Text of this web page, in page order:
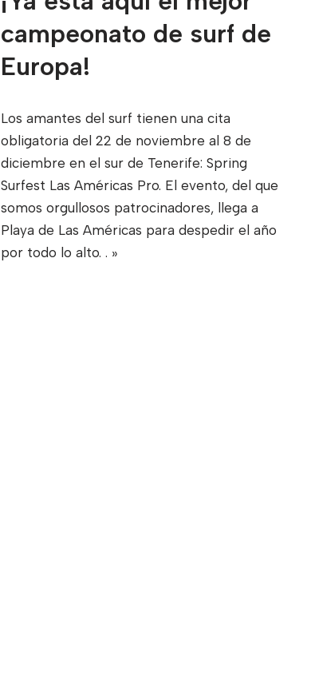
campeonato de surf de
Europa!
Los amantes del surf tienen una cita
obligatoria del 22 de noviembre al 8 de
diciembre en el sur de Tenerife: Spring
Surfest Las Américas Pro. El evento, del que
somos orgullosos patrocinadores, llega a
Playa de Las Américas para despedir el año
por todo lo alto. . »